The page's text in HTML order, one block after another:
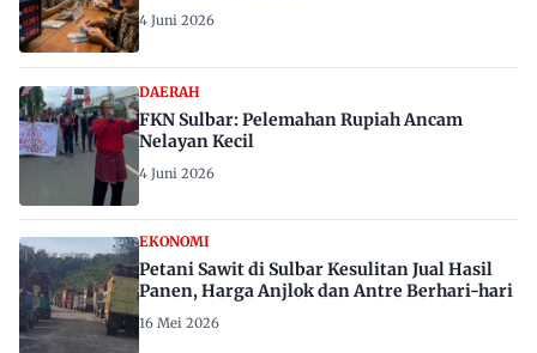
4 Juni 2026
DAERAH
FKN Sulbar: Pelemahan Rupiah Ancam
Nelayan Kecil
4 Juni 2026
EKONOMI
Petani Sawit di Sulbar Kesulitan Jual Hasil
Panen, Harga Anjlok dan Antre Berhari-hari
16 Mei 2026